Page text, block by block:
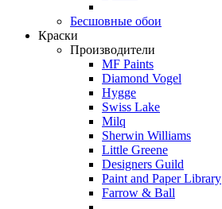
Бесшовные обои
Краски
Производители
MF Paints
Diamond Vogel
Hygge
Swiss Lake
Milq
Sherwin Williams
Little Greene
Designers Guild
Paint and Paper Library
Farrow & Ball